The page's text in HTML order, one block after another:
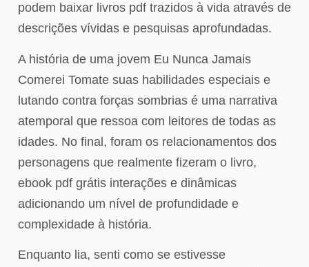
podem baixar livros pdf trazidos à vida através de
descrições vívidas e pesquisas aprofundadas.
A história de uma jovem Eu Nunca Jamais
Comerei Tomate suas habilidades especiais e
lutando contra forças sombrias é uma narrativa
atemporal que ressoa com leitores de todas as
idades. No final, foram os relacionamentos dos
personagens que realmente fizeram o livro,
ebook pdf grátis interações e dinâmicas
adicionando um nível de profundidade e
complexidade à história.
Enquanto lia, senti como se estivesse